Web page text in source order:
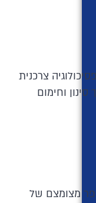
צרכנית
וחימום
מצומצם של